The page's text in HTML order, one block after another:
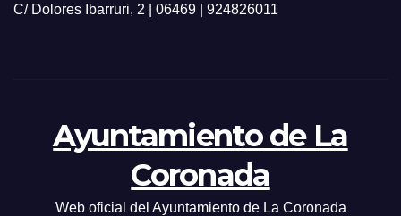
C/ Dolores Ibarruri, 2 | 06469 | 924826011
Ayuntamiento de La
Coronada
Web oficial del Ayuntamiento de La Coronada